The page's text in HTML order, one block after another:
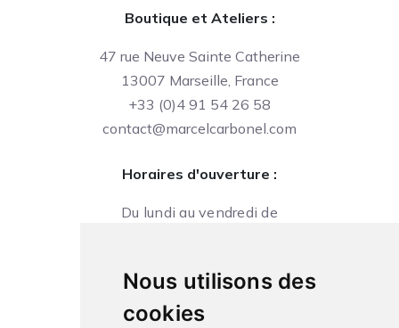
Nous utilisons des
cookies
Boutique et Ateliers :
47 rue Neuve Sainte Catherine
13007 Marseille, France
+33 (0)4 91 54 26 58
contact@marcelcarbonel.com
Horaires d'ouverture :
Du lundi au vendredi de
10h à 13h et de 14h à 18h